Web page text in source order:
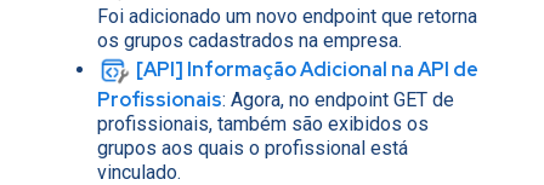
Foi adicionado um novo endpoint que retorna
os grupos cadastrados na empresa.
[API] Informação Adicional na API de
Profissionais: Agora, no endpoint GET de
profissionais, também são exibidos os
grupos aos quais o profissional está
vinculado.